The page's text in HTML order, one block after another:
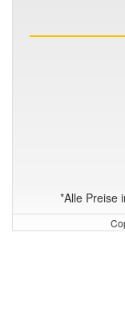
*Alle Preise